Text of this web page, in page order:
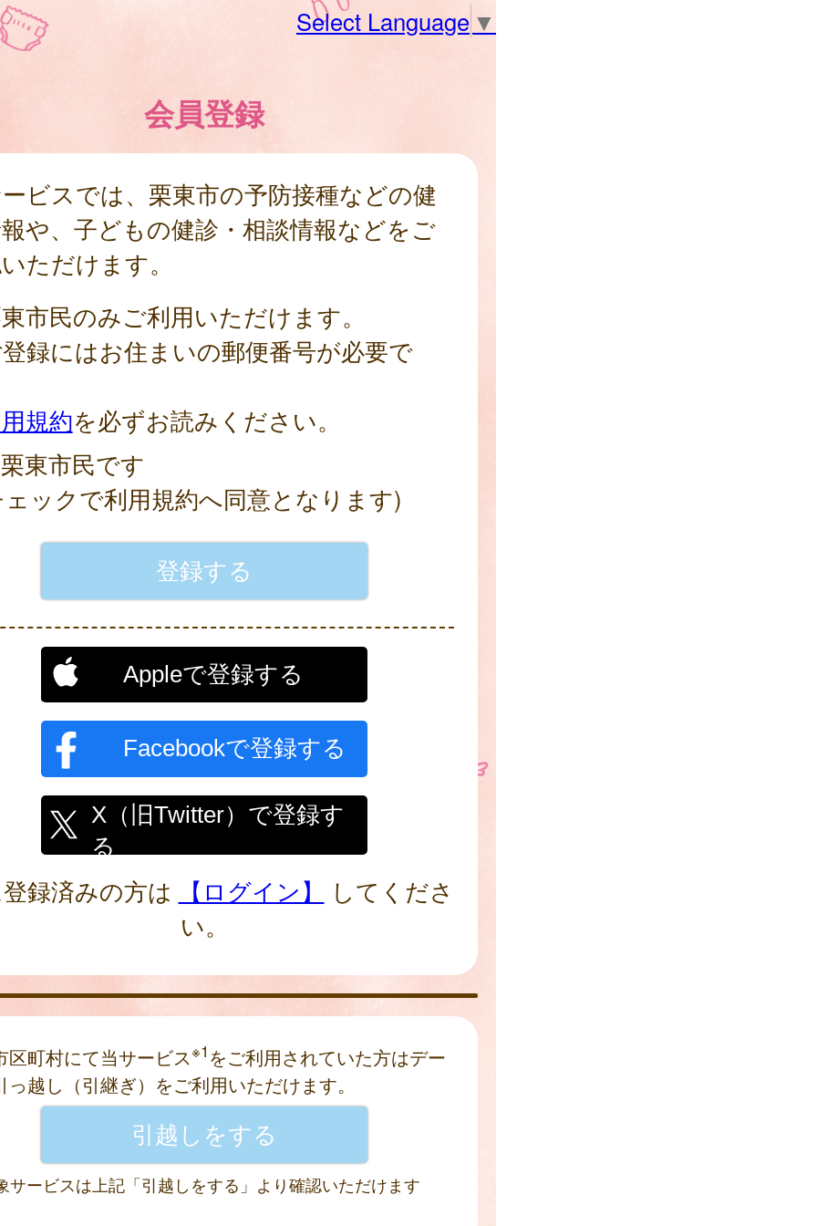
Select Language ▼
会員登録
ビスでは、栗東市の予防接種などの健
や、子どもの健診・相談情報などをご
ただけます。
市民のみご利用いただけます。
録にはお住まいの郵便番号が必要で
規約を必ずお読みください。
東市民です
ックで利用規約へ同意となります)
Appleで登録する
Facebookで登録する
X（旧Twitter）で登録す
る
録済みの方は 【ログイン】
してくださ
い。
区町村にて当サービス※1 をご利用されていた方はデー
っ越し（引継ぎ）をご利用いただけます。
サービスは上記「引越しをする」より確認いただけます